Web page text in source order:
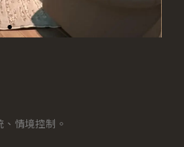
情境控制。